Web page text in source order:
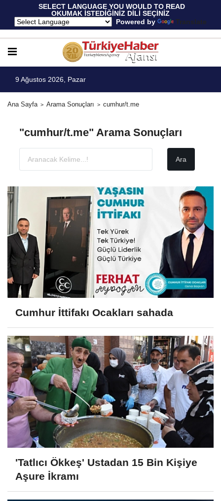
SELECT LANGUAGE YOU WOULD TO READ
OKUMAK İSTEDİĞİNİZ DİLİ SEÇİNİZ
Powered by
Translate
9 Ağustos 2026, Pazar
Ana Sayfa Arama Sonuçları cumhur/t.me
"cumhur/t.me" Arama Sonuçları
Cumhur İttifakı Ocakları sahada
'Tatlıcı Ökkeş' Ustadan 15 Bin Kişiye
Aşure İkramı